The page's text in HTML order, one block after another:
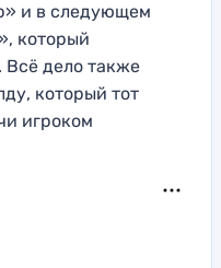
и в следующем
который
Всё дело также
который тот
игроком